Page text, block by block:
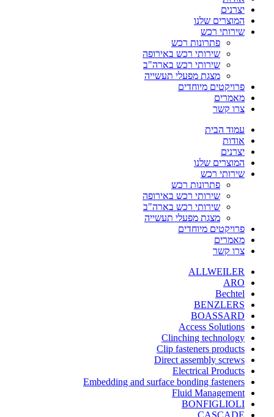
יצרנים
המוצרים שלנו
שירותי רכש
פתרונות רכש
שירותי רכש באירופה
שירותי רכש בארה"ב
מצגת מפעלי תעשייה
פרויקטים מיוחדים
מאמרים
צרו קשר
עמוד הבית
אודות
יצרנים
המוצרים שלנו
שירותי רכש
פתרונות רכש
שירותי רכש באירופה
שירותי רכש בארה"ב
מצגת מפעלי תעשייה
פרויקטים מיוחדים
מאמרים
צרו קשר
ALLWEILER
ARO
Bechtel
BENZLERS
BOASSARD
Access Solutions
Clinching technology
Clip fasteners products
Direct assembly screws
Electrical Products
Embedding and surface bonding fasteners
Fluid Management
BONFIGLIOLI
CASCADE